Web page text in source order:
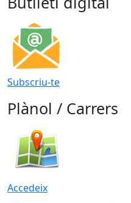
Subscriu-te
Plànol / Carrers
Accedeix